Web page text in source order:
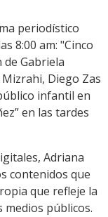
periodístico
8:00 am: "Cinco
Gabriela
Diego Zas
infantil en
en las tardes
Adriana
contenidos que
que refleje la
medios públicos.